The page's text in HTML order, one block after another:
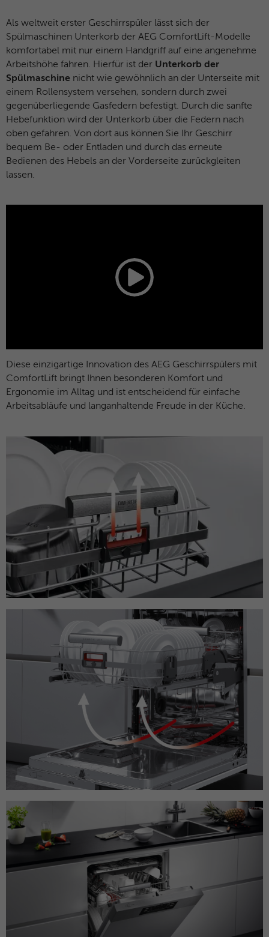
Als weltweit erster Geschirrspüler lässt sich der
Spülmaschinen Unterkorb der AEG ComfortLift-Modelle
komfortabel mit nur einem Handgriff auf eine angenehme
Arbeitshöhe fahren. Hierfür ist der Unterkorb der
Spülmaschine nicht wie gewöhnlich an der Unterseite mit
einem Rollensystem versehen, sondern durch zwei
gegenüberliegende Gasfedern befestigt. Durch die sanfte
Hebefunktion wird der Unterkorb über die Federn nach
oben gefahren. Von dort aus können Sie Ihr Geschirr
bequem Be- oder Entladen und durch das erneute
Bedienen des Hebels an der Vorderseite zurückgleiten
lassen.
Diese einzigartige Innovation des AEG Geschirrspülers mit
ComfortLift bringt Ihnen besonderen Komfort und
Ergonomie im Alltag und ist entscheidend für einfache
Arbeitsabläufe und langanhaltende Freude in der Küche.
Anbieter Microsoft Clarity
Laufzeit 1 Jahr
Zweck
Identifiziert eindeutige Webbrowser, die
Microsoft-Websites besuchen. Dieses
Cookies wird für Werbung, Website-
Analysen und andere betriebliche Zwecke
verwendet.
Wird zum Synchronisieren der MUID über
Microsoft-Domains hinweg verwendet.